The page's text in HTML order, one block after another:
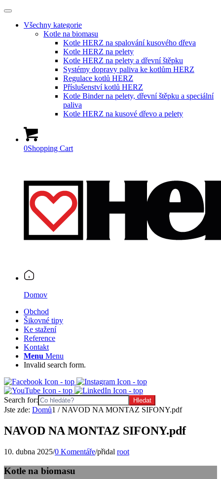
Všechny kategorie
Kotle na biomasu
Kotle HERZ na spalování kusového dřeva
Kotle HERZ na pelety
Kotle HERZ na pelety a dřevní štěpku
Systémy dopravy paliva ke kotlům HERZ
Regulace kotlů HERZ
Příslušenství kotlů HERZ
Kotle Binder na pelety, dřevní štěpku a speciální
paliva
Kotle HERZ na kusové dřevo a pelety
0Shopping Cart
Domov
Obchod
Šikovné tipy
Ke stažení
Reference
Kontakt
Menu Menu
Invalid search form.
Search for:
Jste zde: Domů1 / NAVOD NA MONTAZ SIFONY.pdf
NAVOD NA MONTAZ SIFONY.pdf
10. dubna 2025/0 Komentáře/přidal root
Kotle na biomasu